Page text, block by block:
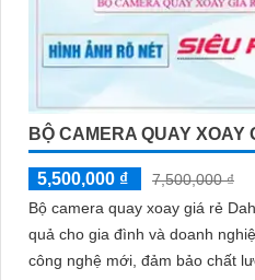
BỘ CAMERA QUAY XOAY
5,500,000 ₫
7,500,000 ₫
Bộ camera quay xoay giá rẻ
quả cho gia đình và doanh nghiệp. Sản phẩm được
công nghệ mới, đảm bảo chất